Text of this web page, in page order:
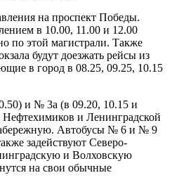
на проспект Победы.
в 10.00, 11.00 и 12.00
по этой магистрали. Также
будут доезжать рейсы из
в город в 08.25, 09.25, 10.15
и № 3а (в 09.20, 10.15 и
Нефтехимиков и Ленинградской
Автобусы № 6 и № 9
задействуют Северо-
и Волховскую
на свои обычные